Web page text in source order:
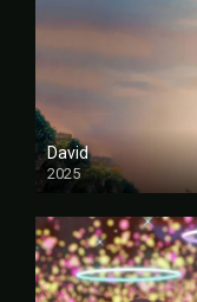
David
2025
FULL HD